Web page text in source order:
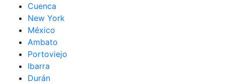
Cuenca
New York
México
Ambato
Portoviejo
Ibarra
Durán